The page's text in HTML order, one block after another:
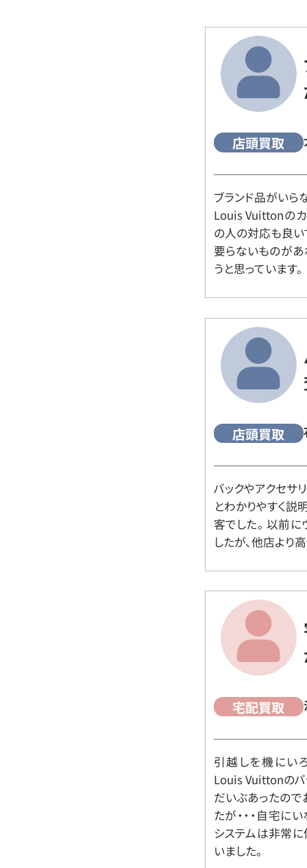
店頭買取
ブランド品がいら
Louis Vuittonの
の人の対応も良い
要らないものがあ
うと思っています。
店頭買取
バックやアクセサ
とわかりやすく説
客でした。 以前
したが、他店より
宅配買取
引越しを機にい
Louis Vuittonのバ
だいぶあったので
たが・・・自宅に
システムは非常に
いました。